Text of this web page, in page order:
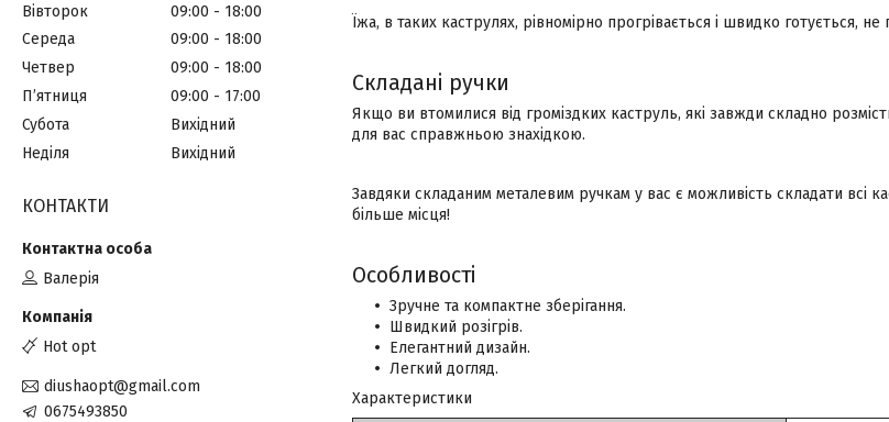
Їжа, в таких каструлях, рівномірно прогрівається і швидко готується, не
Складані ручки
Якщо ви втомилися від громіздких каструль, які завжди складно
для вас справжньою знахідкою.
Завдяки складаним металевим ручкам у вас є можливість складати всі
більше місця!
Особливості
Зручне та компактне зберігання.
Швидкий розігрів.
Елегантний дизайн.
Легкий догляд.
Характеристики
Вівторок
09:00
18:00
Середа
09:00
18:00
Четвер
09:00
18:00
Пʼятниця
09:00
17:00
Субота
Вихідний
Неділя
Вихідний
КОНТАКТИ
Валерія
Hot opt
diushaopt@gmail.com
0675493850